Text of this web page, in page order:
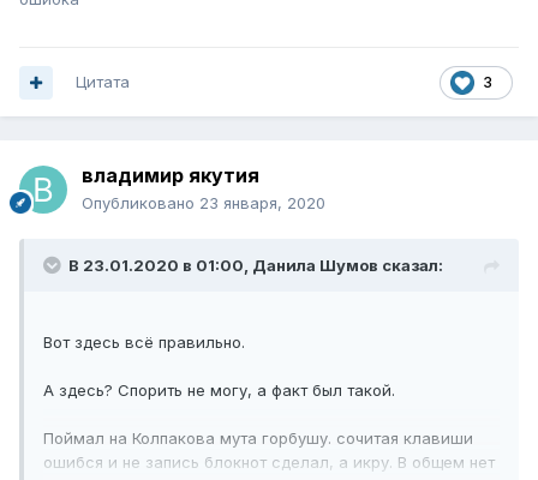
3
Цитата
владимир якутия
Опубликовано 23 января, 2020
В 23.01.2020 в 01:00, Данила Шумов сказал:
Вот здесь всё правильно.
А здесь? Спорить не могу, а факт был такой.
Поймал на Колпакова мута горбушу. сочитая клавиши
ошибся и не запись блокнот сделал, а икру. В общем нет